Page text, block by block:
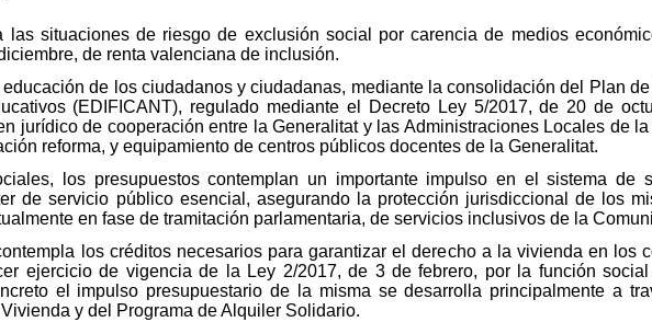
las situaciones de riesgo de exclusión social por carencia de medios
de renta valenciana de inclusión.
de los ciudadanos y ciudadanas, mediante la consolidación del Plan
(EDIFICANT), regulado mediante el Decreto Ley 5/2017, de 20 de
jurídico de cooperación entre la Generalitat y las Administraciones Locales de
reforma, y equipamiento de centros públicos docentes de la Generalitat.
los presupuestos contemplan un importante impulso en el sistema de
de servicio público esencial, asegurando la protección jurisdiccional de los
en fase de tramitación parlamentaria, de servicios inclusivos de la
los créditos necesarios para garantizar el derecho a la vivienda en los
ejercicio de vigencia de la Ley 2/2017, de 3 de febrero, por la función
el impulso presupuestario de la misma se desarrolla principalmente a
y del Programa de Alquiler Solidario.